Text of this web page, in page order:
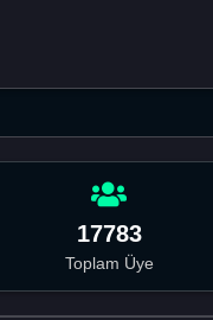
17783
Toplam Üye